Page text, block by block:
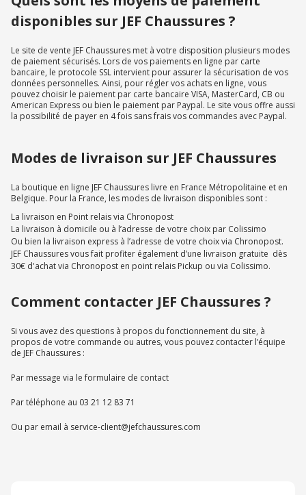
disponibles sur JEF Chaussures ?
Le site de vente JEF Chaussures met à votre disposition plusieurs modes
de paiement sécurisés. Lors de vos paiements en ligne par carte
bancaire, le protocole SSL intervient pour assurer la sécurisation de vos
données personnelles. Ainsi, pour régler vos achats en ligne, vous
pouvez choisir le paiement par carte bancaire VISA, MasterCard, CB ou
American Express ou bien le paiement par Paypal. Le site vous offre aussi
la possibilité de payer en 4 fois sans frais vos commandes avec Paypal.
Modes de livraison sur JEF Chaussures
La boutique en ligne JEF Chaussures livre en France Métropolitaine et en
Belgique. Pour la France, les modes de livraison disponibles sont :
La livraison en Point relais via Chronopost
La livraison à domicile ou à l’adresse de votre choix par Colissimo
Ou bien la livraison express à l’adresse de votre choix via Chronopost.
JEF Chaussures vous fait profiter également d’une livraison gratuite dès
30€ d'achat via Chronopost en point relais Pickup ou via Colissimo.
Comment contacter JEF Chaussures ?
Si vous avez des questions à propos du fonctionnement du site, à
propos de votre commande ou autres, vous pouvez contacter l’équipe
de JEF Chaussures :
Par message via le formulaire de contact
Par téléphone au 03 21 12 83 71
Ou par email à service-client@jefchaussures.com